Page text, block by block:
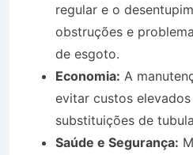
regular e o
obstruções e
de esgoto.
Economia: A
evitar custos
substituições de
Saúde e Segurança: